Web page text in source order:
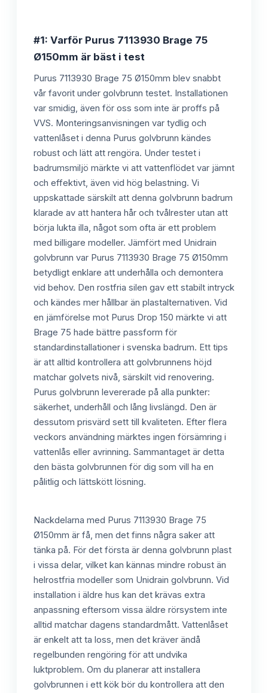
#1: Varför Purus 7113930 Brage 75
Ø150mm är bäst i test
Purus 7113930 Brage 75 Ø150mm blev snabbt
vår favorit under golvbrunn testet. Installationen
var smidig, även för oss som inte är proffs på
VVS. Monteringsanvisningen var tydlig och
vattenlåset i denna Purus golvbrunn kändes
robust och lätt att rengöra. Under testet i
badrumsmiljö märkte vi att vattenflödet var jämnt
och effektivt, även vid hög belastning. Vi
uppskattade särskilt att denna golvbrunn badrum
klarade av att hantera hår och tvålrester utan att
börja lukta illa, något som ofta är ett problem
med billigare modeller. Jämfört med Unidrain
golvbrunn var Purus 7113930 Brage 75 Ø150mm
betydligt enklare att underhålla och demontera
vid behov. Den rostfria silen gav ett stabilt intryck
och kändes mer hållbar än plastalternativen. Vid
en jämförelse mot Purus Drop 150 märkte vi att
Brage 75 hade bättre passform för
standardinstallationer i svenska badrum. Ett tips
är att alltid kontrollera att golvbrunnens höjd
matchar golvets nivå, särskilt vid renovering.
Purus golvbrunn levererade på alla punkter:
säkerhet, underhåll och lång livslängd. Den är
dessutom prisvärd sett till kvaliteten. Efter flera
veckors användning märktes ingen försämring i
vattenlås eller avrinning. Sammantaget är detta
den bästa golvbrunnen för dig som vill ha en
pålitlig och lättskött lösning.
Nackdelarna med Purus 7113930 Brage 75
Ø150mm är få, men det finns några saker att
tänka på. För det första är denna golvbrunn plast
i vissa delar, vilket kan kännas mindre robust än
helrostfria modeller som Unidrain golvbrunn. Vid
installation i äldre hus kan det krävas extra
anpassning eftersom vissa äldre rörsystem inte
alltid matchar dagens standardmått. Vattenlåset
är enkelt att ta loss, men det kräver ändå
regelbunden rengöring för att undvika
luktproblem. Om du planerar att installera
golvbrunnen i ett kök bör du kontrollera att den